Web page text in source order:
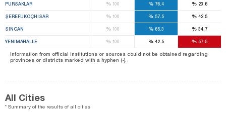
PURSAKLAR %100 % 76.4 % 23.6
ŞEREFLIKOÇHISAR %100 % 57.5 % 42.5
SINCAN %100 % 65.3 % 34.7
YENIMAHALLE %100 % 42.5 % 57.5
Information from official institutions or sources could not be obtained regarding
provinces or districts marked with a hyphen (-).
All Cities
* Summary of the results of all cities